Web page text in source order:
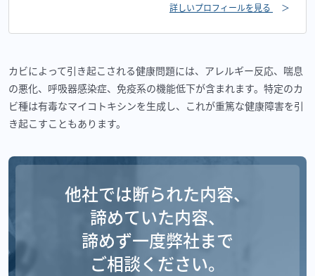
詳しいプロフィールを見る ＞
カビによって引き起こされる健康問題には、アレルギー反応、喘息
の悪化、呼吸器感染症、免疫系の機能低下が含まれます。特定のカ
ビ種は有毒なマイコトキシンを生成し、これが重篤な健康障害を引
き起こすこともあります。
他社では断られた内容、
諦めていた内容、
諦めず一度弊社まで
ご相談ください。